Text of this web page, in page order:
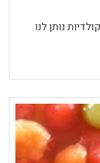
נותן לנו